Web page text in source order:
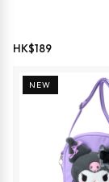
HK$189
NEW